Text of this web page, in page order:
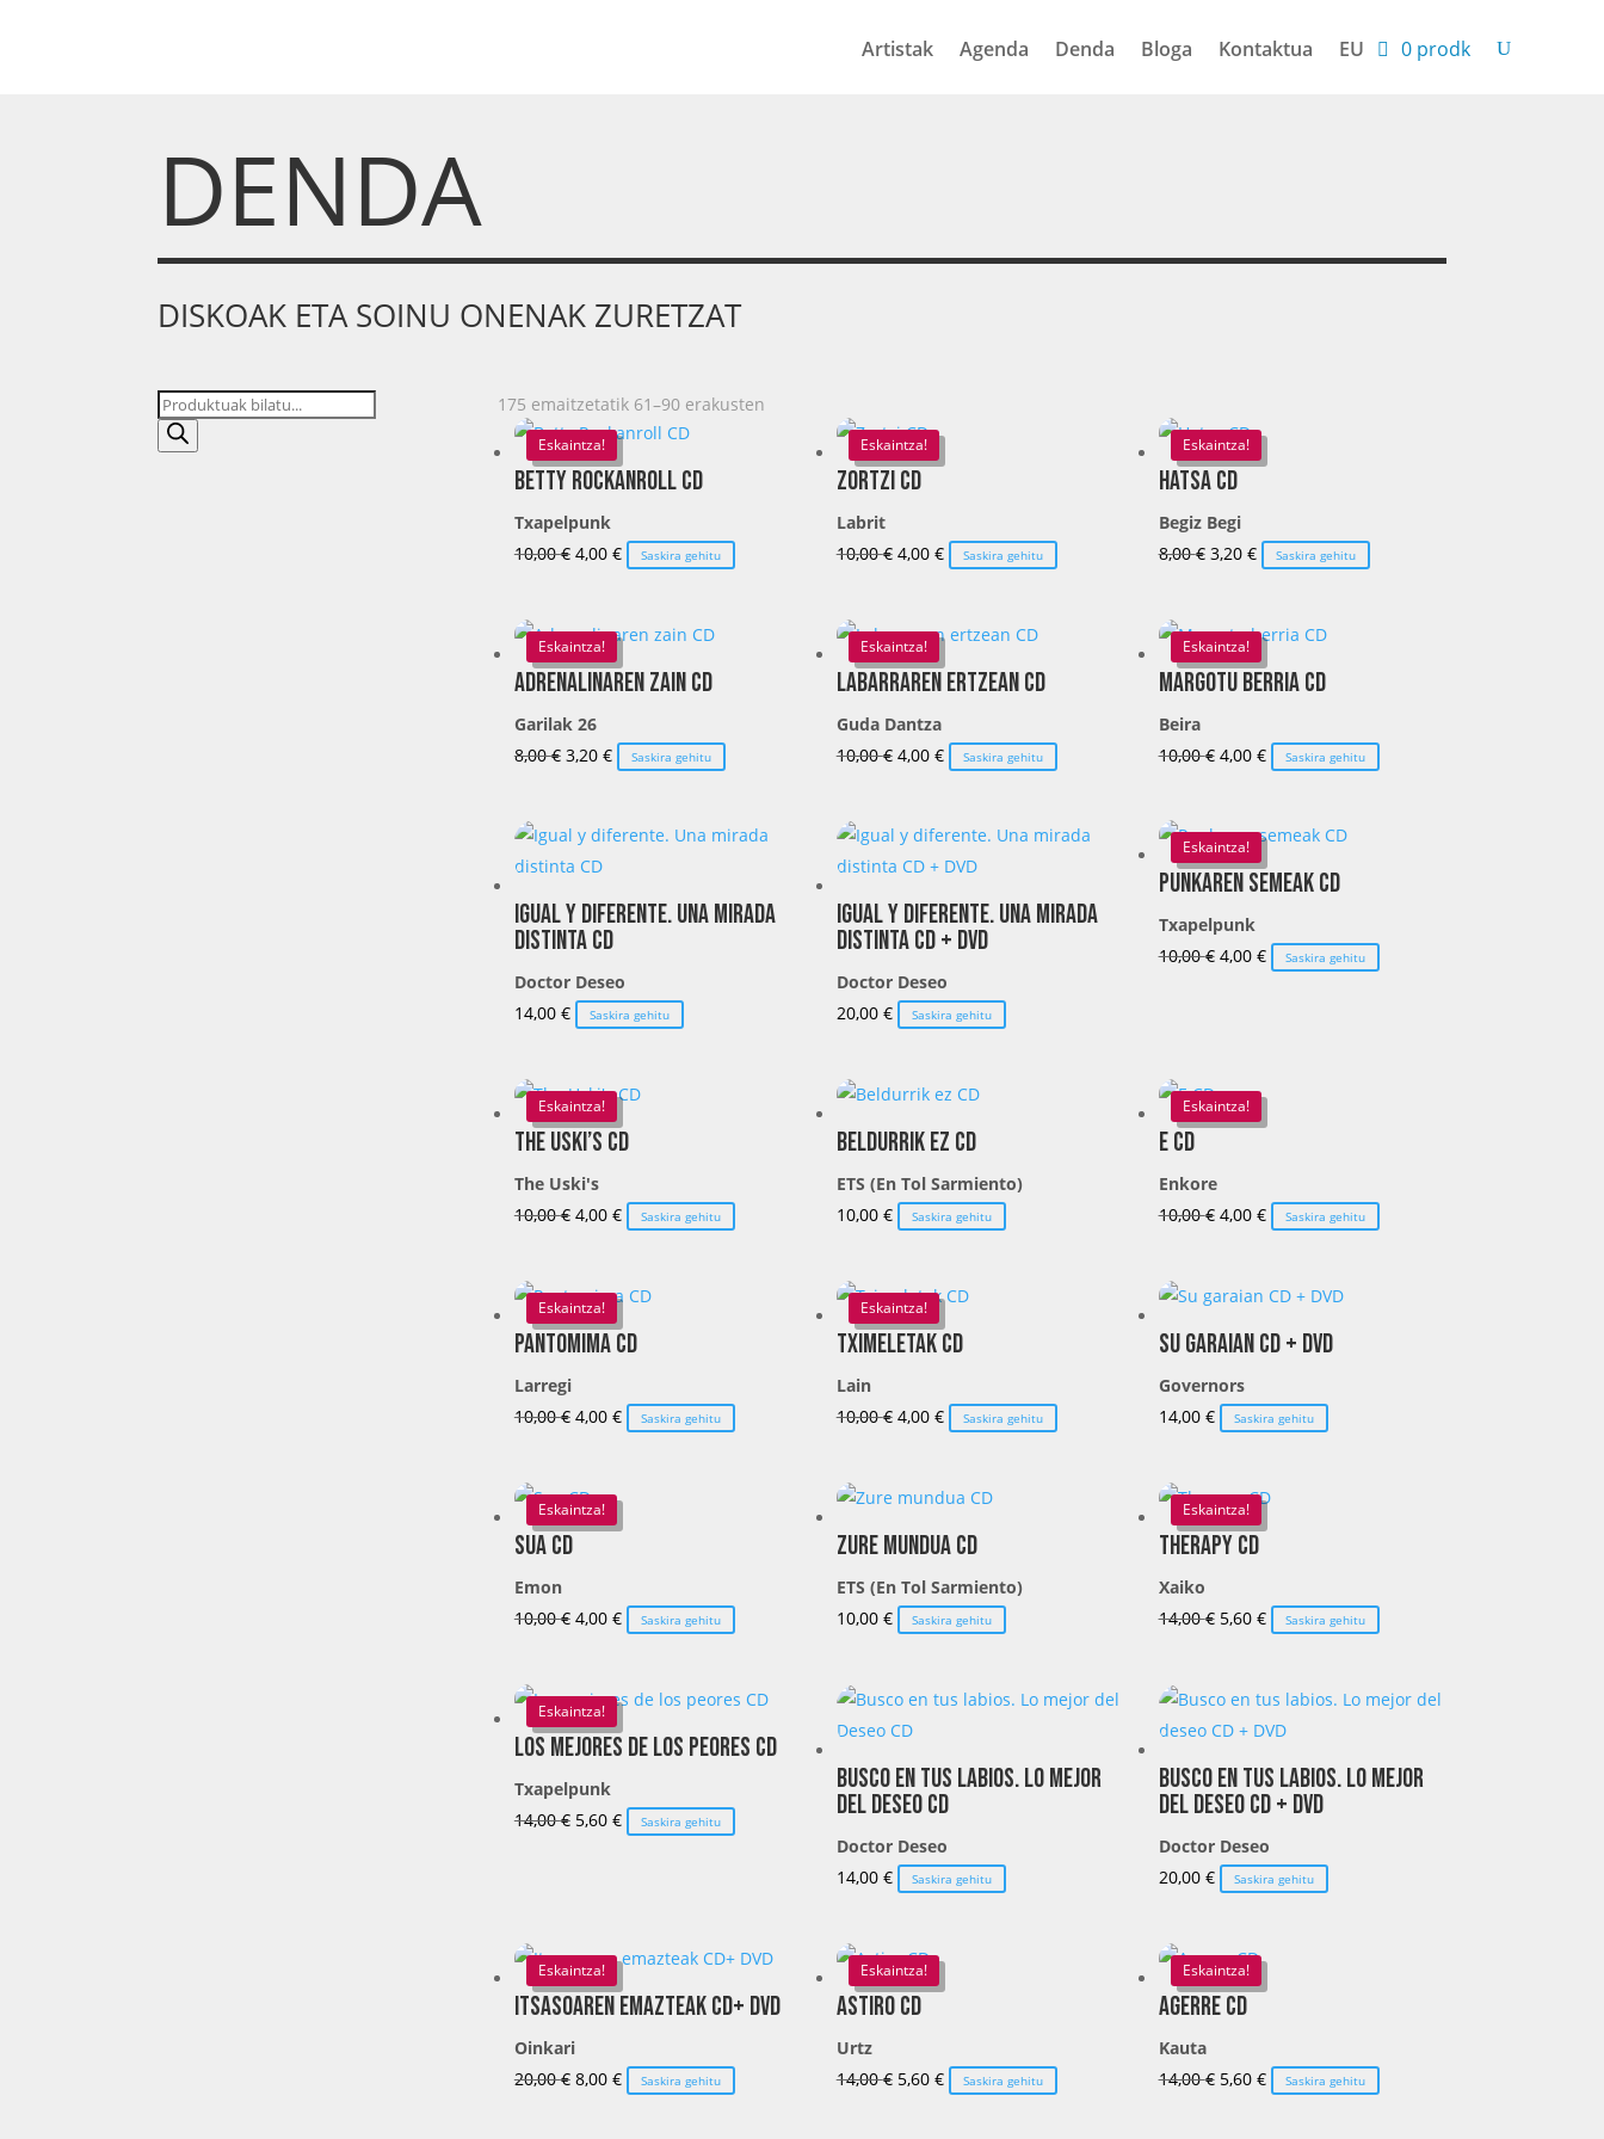
Artistak Agenda Denda Bloga Kontaktua EU 0 prodk
DENDA
DISKOAK ETA SOINU ONENAK ZURETZAT
Produktu
bilaketa
175 emaitzetatik 61–90 erakusten
Eskaintza!
Betty Rockanroll CD
Txapelpunk
10,00€ El
era:
10,00 €.
4,00 €El
es:
4,00 €.
Saskira gehitu
Eskaintza!
Zortzi CD
Labrit
10,00€ El
era:
10,00 €.
4,00 €El
es:
4,00 €.
Saskira gehitu
Eskaintza!
Hatsa CD
Begiz Begi
8,00€ El
era:
8,00 €.
3,20 €El
es:
3,20 €.
Saskira gehitu
Eskaintza!
Adrenalinaren zain CD
Garilak 26
8,00€ El
era:
8,00 €.
3,20 €El
es:
Saskira gehitu
Eskaintza!
Labarraren ertzean CD
Guda Dantza
10,00€ El
era:
10,00 €.
4,00 €El
es:
4,00 €.
Saskira gehitu
Eskaintza!
Margotu berria CD
Beira
10,00€ El
era:
10,00 €.
4,00 €El
es:
4,00 €.
Saskira gehitu
Igual y diferente. Una mirada
distinta CD
Doctor Deseo
14,00 € Saskira gehitu
Igual y diferente. Una mirada
distinta CD + DVD
Doctor Deseo
20,00 € Saskira gehitu
Eskaintza!
Punkaren semeak CD
Txapelpunk
10,00€ El
4,00 €El
Saskira gehitu
Eskaintza!
The Uski’s CD
The Uski's
10,00€ El
era:
10,00 €.
4,00 €El
es:
4,00 €.
Saskira gehitu
Beldurrik ez CD
ETS (En Tol Sarmiento)
10,00 € Saskira gehitu
Eskaintza!
E CD
Enkore
10,00€ El
era:
10,00 €.
4,00 €El
es:
4,00 €.
Saskira gehitu
Eskaintza!
Pantomima CD
Larregi
10,00€ El
era:
4,00 €El
es:
Saskira gehitu
Eskaintza!
Tximeletak CD
Lain
10,00€ El
era:
10,00 €.
4,00 €El
es:
4,00 €.
Saskira gehitu
Su garaian CD + DVD
Governors
14,00 € Saskira gehitu
Eskaintza!
Sua CD
Emon
10,00€ El
era:
10,00 €.
4,00 €El
es:
4,00 €.
Saskira gehitu
Zure mundua CD
ETS (En Tol Sarmiento)
10,00 € Saskira gehitu
Eskaintza!
Therapy CD
Xaiko
14,00€ El
era:
14,00 €.
5,60 €El
es:
5,60 €.
Saskira gehitu
Eskaintza!
Los mejores de los peores CD
Txapelpunk
14,00€ El
5,60 €El
Saskira gehitu
Busco en tus labios. Lo mejor
del Deseo CD
Doctor Deseo
14,00 € Saskira gehitu
Busco en tus labios. Lo mejor
del deseo CD + DVD
Doctor Deseo
20,00 € Saskira gehitu
Eskaintza!
Itsasoaren emazteak CD+ DVD
Oinkari
20,00€ El
8,00 €El
Saskira gehitu
Eskaintza!
Astiro CD
Urtz
14,00€ El
5,60 €El
Saskira gehitu
Eskaintza!
Agerre CD
Kauta
14,00€ El
5,60 €El
Saskira gehitu